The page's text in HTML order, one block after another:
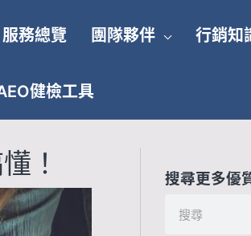
服務總覽 團隊夥伴 行銷知
健檢工具
！ 搜尋更多優